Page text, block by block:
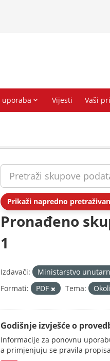
Prikaži napredno
Pronađeno
1
Izdavači: Ministarstvo
Formati:
PDF Tema:
Godišnje izvješće o
Informacije za ponovnu
a primjenjuju se pravila